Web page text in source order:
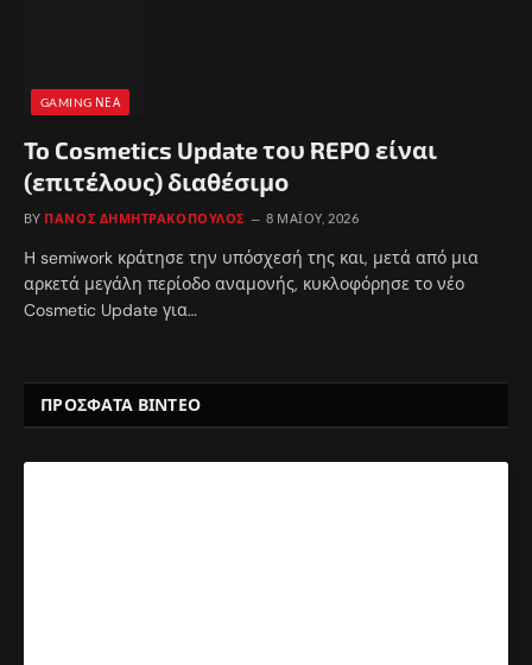
GAMING ΝΈΑ
To Cosmetics Update του REPO είναι
(επιτέλους) διαθέσιμο
BY ΠΆΝΟΣ ΔΗΜΗΤΡΑΚΌΠΟΥΛΟΣ 8 ΜΑΪ́ΟΥ, 2026
Η semiwork κράτησε την υπόσχεσή της και, μετά από μια
αρκετά μεγάλη περίοδο αναμονής, κυκλοφόρησε το νέο
Cosmetic Update για…
ΠΡΟΣΦΑΤΑ ΒΙΝΤΕΟ